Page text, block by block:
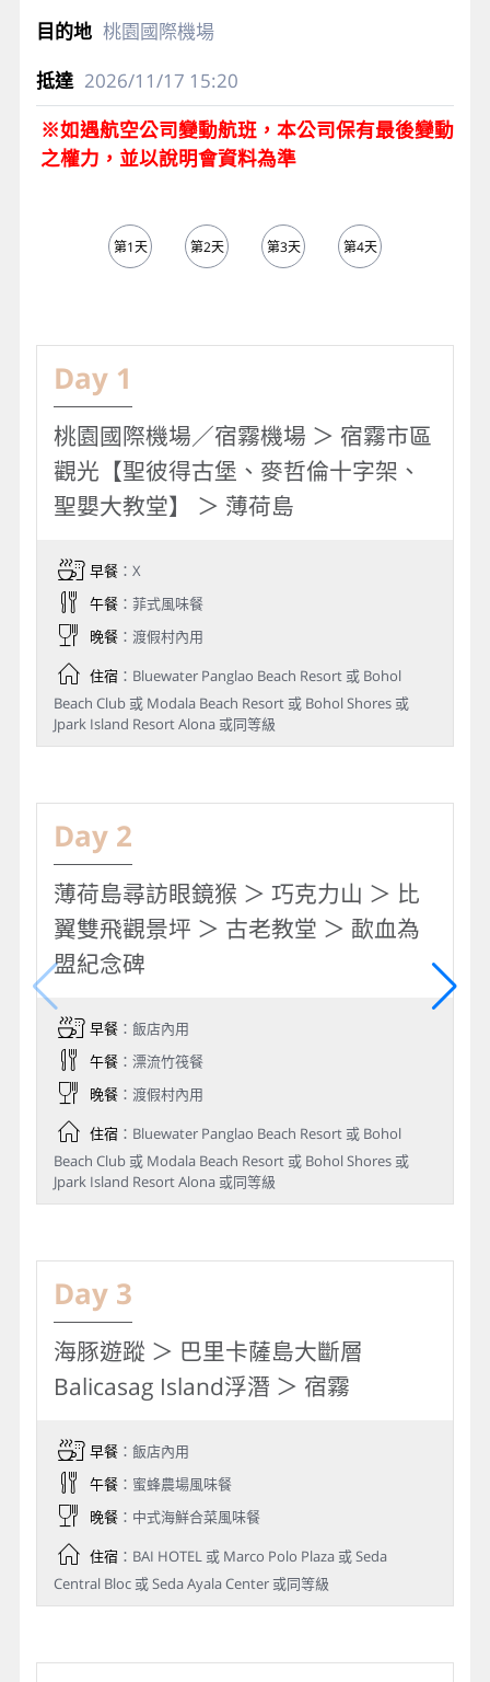
桃園國際機場
2026/11/17 15:20
※如遇航空公司變動航班，本公司保有最後變動
之權力，並以說明會資料為準
第1天 第2天 第3天 第4天
Day 1
桃園國際機場／宿霧機場 ＞ 宿霧市區
觀光【聖彼得古堡、麥哲倫十字架、
聖嬰大教堂】 ＞ 薄荷島
早餐：X
午餐：菲式風味餐
晚餐：渡假村內用
住宿：Bluewater Panglao Beach Resort 或 Bohol
Beach Club 或 Modala Beach Resort 或 Bohol Shores 或
Jpark Island Resort Alona 或同等級
Day 2
薄荷島尋訪眼鏡猴 ＞ 巧克力山 ＞ 比
翼雙飛觀景坪 ＞ 古老教堂 ＞ 歃血為
盟紀念碑
早餐：飯店內用
午餐：漂流竹筏餐
晚餐：渡假村內用
住宿：Bluewater Panglao Beach Resort 或 Bohol
Beach Club 或 Modala Beach Resort 或 Bohol Shores 或
Jpark Island Resort Alona 或同等級
Day 3
海豚遊蹤 ＞ 巴里卡薩島大斷層
Balicasag Island浮潛 ＞ 宿霧
早餐：飯店內用
午餐：蜜蜂農場風味餐
晚餐：中式海鮮合菜風味餐
住宿：BAI HOTEL 或 Marco Polo Plaza 或 Seda
Central Bloc 或 Seda Ayala Center 或同等級